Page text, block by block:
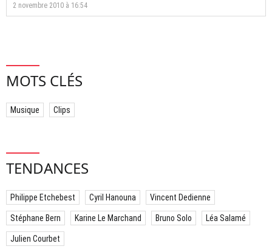
2 novembre 2010 à 16:54
MOTS CLÉS
Musique Clips
TENDANCES
Philippe Etchebest Cyril Hanouna Vincent Dedienne
Stéphane Bern Karine Le Marchand Bruno Solo Léa Salamé
Julien Courbet